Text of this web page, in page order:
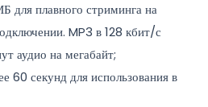
для плавного стриминга на
MP3 в 128 кбит/с
аудио на мегабайт;
60 секунд для использования в